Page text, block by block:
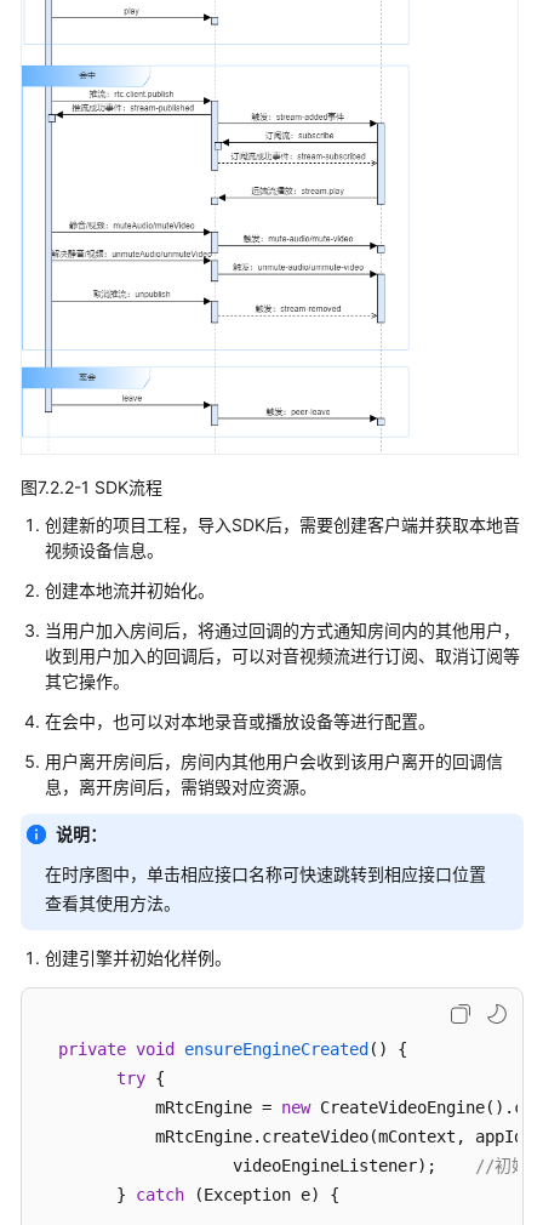
发
指
南
iRTC
入
门
技
术
品
介
绍
创
建
应
用
集
成
客
端
SDK
客
户
SDK
图7.2.2-1 SDK流程
创建新的项目工程，导入SDK后，需要创建客户端并获取本地音
视频设备信息。
创建本地流并初始化。
当用户加入房间后，将通过回调的方式通知房间内的其他用户，
收到用户加入的回调后，可以对音视频流进行订阅、取消订阅等
其它操作。
在会中，也可以对本地录音或播放设备等进行配置。
用户离开房间后，房间内其他用户会收到该用户离开的回调信
息，离开房间后，需销毁对应资源。
说明：
在时序图中，单击相应接口名称可快速跳转到相应接口位置
查看其使用方法。
创建引擎并初始化样例。
private void ensureEngineCreated ()
{
try {
            mRtcEngine =
new
            mRtcEngine.createVideo(mContext, appId,
                    videoEngineListener);
//初始
        }
catch (Exception e) {